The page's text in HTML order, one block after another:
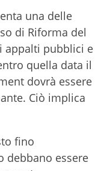
una delle
di Riforma del
appalti pubblici e
quella data il
dovrà essere
Ciò implica
fino
debbano essere